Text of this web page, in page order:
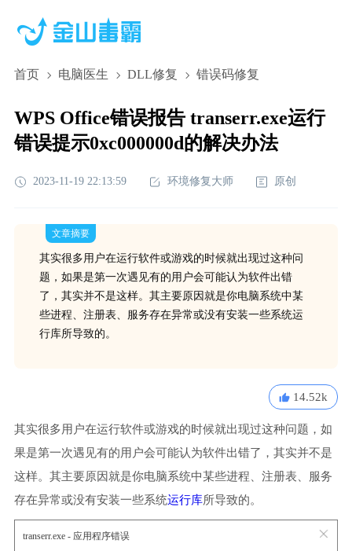
首页 电脑医生 DLL修复 错误码修复
WPS Office错误报告 transerr.exe运行
错误提示0xc000000d的解决办法
2023-11-19 22:13:59 环境修复大师 原创
文章摘要
其实很多用户在运行软件或游戏的时候就出现过这种问
题，如果是第一次遇见有的用户会可能认为软件出错
了，其实并不是这样。其主要原因就是你电脑系统中某
些进程、注册表、服务存在异常或没有安装一些系统运
行库所导致的。
14.52k
其实很多用户在运行软件或游戏的时候就出现过这种问题，如
果是第一次遇见有的用户会可能认为软件出错了，其实并不是
这样。其主要原因就是你电脑系统中某些进程、注册表、服务
存在异常或没有安装一些系统运行库所导致的。
transerr.exe - 应用程序错误